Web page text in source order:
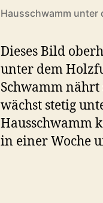
Hausschwamm unter
Dieses Bild
unter dem
Schwamm
wächst stetig
Hausschwamm
in einer Woche